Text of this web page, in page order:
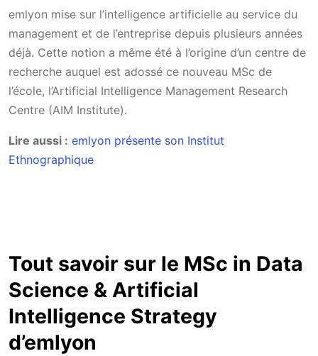
emlyon mise sur l’intelligence artificielle au service du
management et de l’entreprise depuis plusieurs années
déjà. Cette notion a même été à l’origine d’un centre de
recherche auquel est adossé ce nouveau MSc de
l’école, l’Artificial Intelligence Management Research
Centre (AIM Institute).
Lire aussi : emlyon présente son Institut
Ethnographique
Tout savoir sur le MSc in Data
Science & Artificial
Intelligence Strategy
d’emlyon